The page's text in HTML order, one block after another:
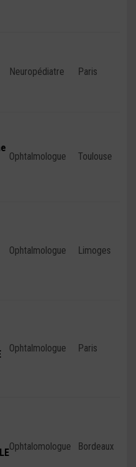
Neuropédiatre Paris
Ophtalmologue Toulouse
Ophtalmologue Limoges
Ophtalmologue Paris
Ophtalomologue Bordeaux